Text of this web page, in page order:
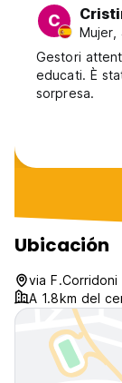
C
Mujer,
Gestori
educati. È
sorpresa.
Ubicación
via F.Corridoni
A 1.8km del